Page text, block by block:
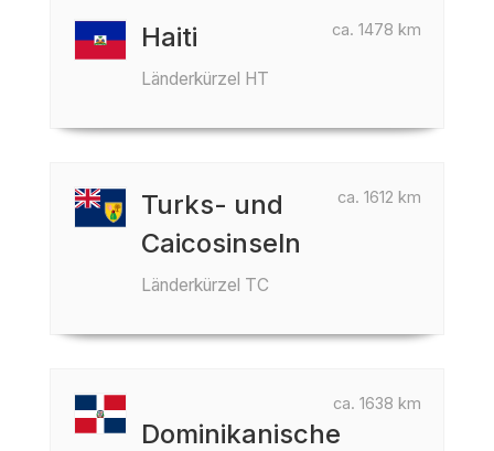
ca. 1478 km
Haiti
Länderkürzel HT
ca. 1612 km
Turks- und
Caicosinseln
Länderkürzel TC
ca. 1638 km
Dominikanische